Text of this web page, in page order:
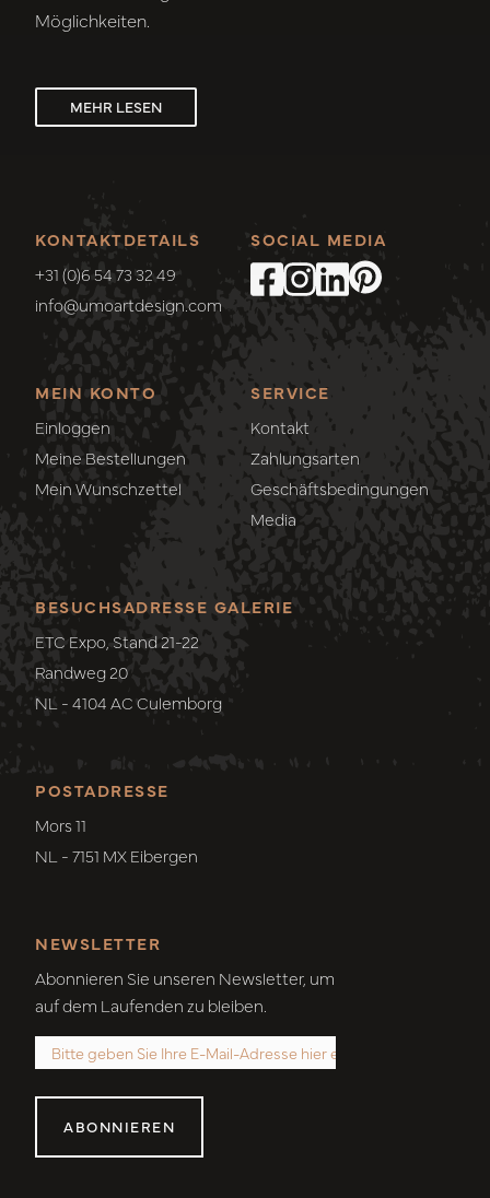
Möglichkeiten.
MEHR LESEN
KONTAKTDETAILS
+31 (0)6 54 73 32 49
info@umoartdesign.com
MEIN KONTO
Einloggen
Meine Bestellungen
Mein Wunschzettel
SERVICE
Kontakt
Zahlungsarten
Geschäftsbedingungen
Media
SOCIAL MEDIA
POSTADRESSE
Mors 11
NL - 7151 MX Eibergen
BESUCHSADRESSE GALERIE
ETC Expo, Stand 21-22
Randweg 20
NL - 4104 AC Culemborg
NEWSLETTER
Abonnieren Sie unseren Newsletter, um
auf dem Laufenden zu bleiben.
ABONNIEREN